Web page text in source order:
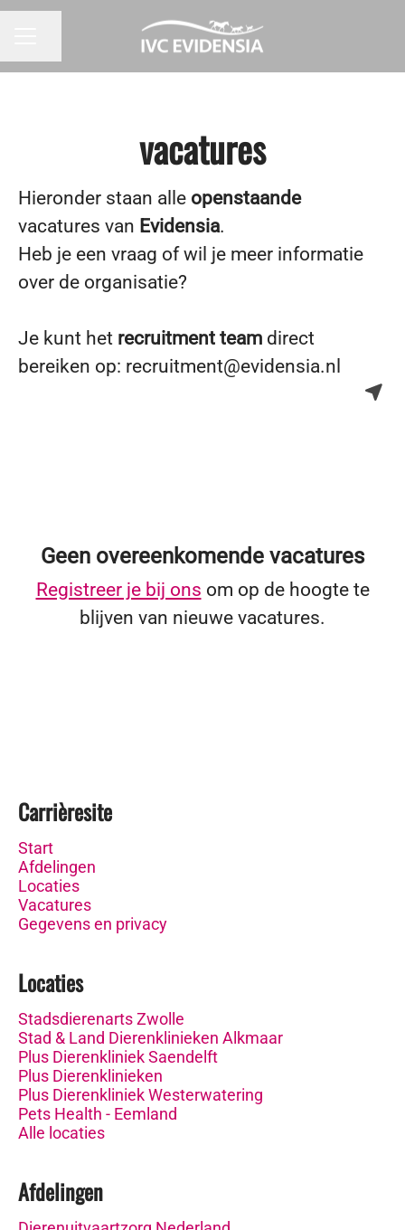
vacatures
Hieronder staan alle openstaande
vacatures van Evidensia.
Heb je een vraag of wil je meer informatie
over de organisatie?
Je kunt het recruitment team direct
bereiken op: recruitment@evidensia.nl
Geen overeenkomende vacatures
Registreer je bij ons om op de hoogte te
blijven van nieuwe vacatures.
Carrièresite
Start
Afdelingen
Locaties
Vacatures
Gegevens en privacy
Locaties
Stadsdierenarts Zwolle
Stad & Land Dierenklinieken Alkmaar
Plus Dierenkliniek Saendelft
Plus Dierenklinieken
Plus Dierenkliniek Westerwatering
Pets Health - Eemland
Alle locaties
Afdelingen